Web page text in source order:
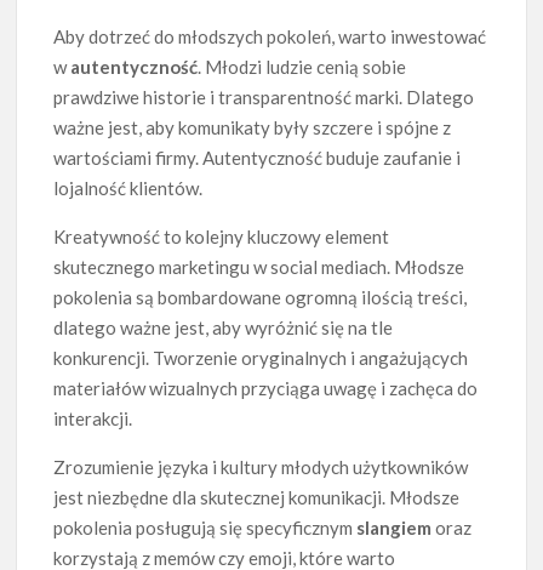
Aby dotrzeć do młodszych pokoleń, warto inwestować
wautentyczność . Młodzi ludzie cenią sobie
prawdziwe historie i transparentność marki. Dlatego
ważne jest, aby komunikaty były szczere i spójne z
wartościami firmy. Autentyczność buduje zaufanie i
lojalność klientów.
Kreatywność to kolejny kluczowy element
skutecznego marketingu w social mediach. Młodsze
pokolenia są bombardowane ogromną ilością treści,
dlatego ważne jest, aby wyróżnić się na tle
konkurencji. Tworzenie oryginalnych i angażujących
materiałów wizualnych przyciąga uwagę i zachęca do
interakcji.
Zrozumienie języka i kultury młodych użytkowników
jest niezbędne dla skutecznej komunikacji. Młodsze
pokolenia posługują się specyficznym slangiem oraz
korzystają z memów czy emoji, które warto